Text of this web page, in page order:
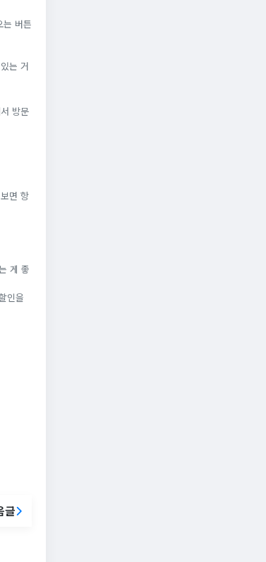
는 버튼
는 거
방문
면 항
게 좋
인을
글